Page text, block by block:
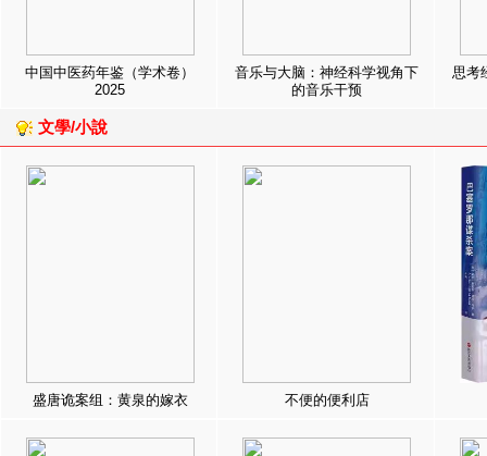
中国中医药年鉴（学术卷）
2025
音乐与大脑：神经科学视角下
的音乐干预
思考
文學/小說
盛唐诡案组：黄泉的嫁衣 不便的便利店